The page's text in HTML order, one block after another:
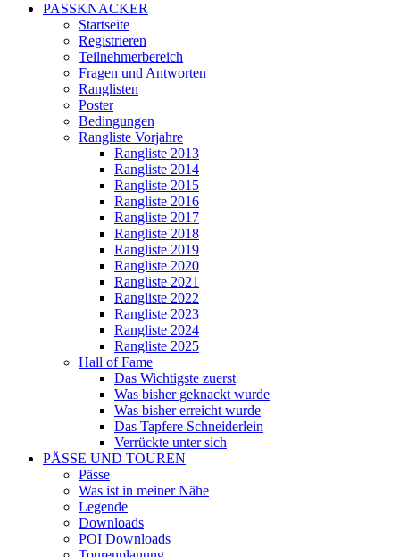
PASSKNACKER
Startseite
Registrieren
Teilnehmerbereich
Fragen und Antworten
Ranglisten
Poster
Bedingungen
Rangliste Vorjahre
Rangliste 2013
Rangliste 2014
Rangliste 2015
Rangliste 2016
Rangliste 2017
Rangliste 2018
Rangliste 2019
Rangliste 2020
Rangliste 2021
Rangliste 2022
Rangliste 2023
Rangliste 2024
Rangliste 2025
Hall of Fame
Das Wichtigste zuerst
Was bisher geknackt wurde
Was bisher erreicht wurde
Das Tapfere Schneiderlein
Verrückte unter sich
PÄSSE UND TOUREN
Pässe
Was ist in meiner Nähe
Legende
Downloads
POI Downloads